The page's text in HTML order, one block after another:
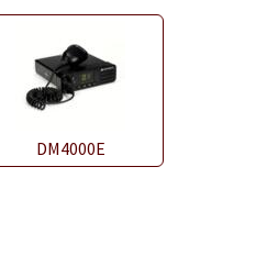
DM4000E